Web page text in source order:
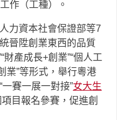
作（工種）。
力資本社會保證部等7
晉陞創業東西的品質
財產成長+創業”“個人工
業”等形式，舉行粵港
賽一展一對接”女大生
目報名參賽，促進創